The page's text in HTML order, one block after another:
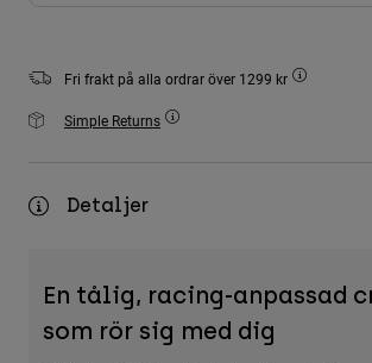
All Accessories
Bags & Backpacks
Fri frakt på alla ordrar över 1299 kr
Simple Returns
Detaljer
En tålig, racing-anpassad
som rör sig med dig